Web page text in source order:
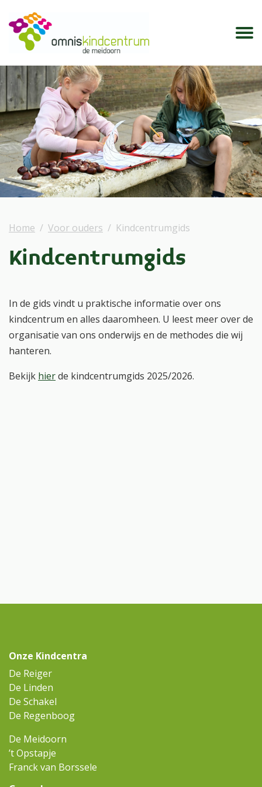
Home Voor ouders Kindcentrumgids
Kindcentrumgids
In de gids vindt u praktische informatie over ons
kindcentrum en alles daaromheen. U leest meer over de
organisatie van ons onderwijs en de methodes die wij
hanteren.
Bekijk hierde kindcentrumgids 2025/2026.
Onze Kindcentra
De Reiger
De Linden
De Schakel
De Regenboog
De Meidoorn
’t Opstapje
Franck van Borssele